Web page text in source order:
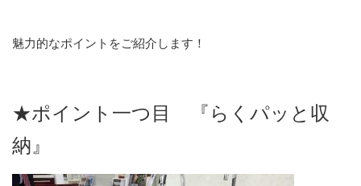
魅力的なポイントをご紹介します！
★ポイント一つ目 『らくパッと収
納』